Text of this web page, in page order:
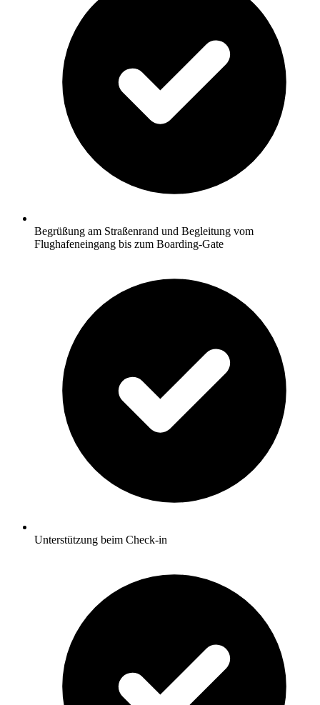
Begrüßung am Straßenrand und Begleitung vom
Flughafeneingang bis zum Boarding-Gate
Unterstützung beim Check-in